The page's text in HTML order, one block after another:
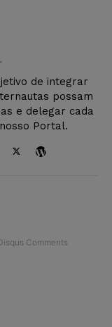
de integrar
possam
e delegar cada
Portal.
Comments